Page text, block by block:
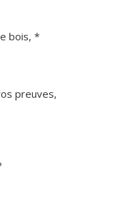
bois, *
preuves,